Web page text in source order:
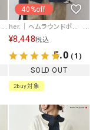
40%off
her.｜ヘムラウンドポケットカーディガン [[MA-513005]][C]
¥8,448税込
5.0（1）
SOLD OUT
2buy対象